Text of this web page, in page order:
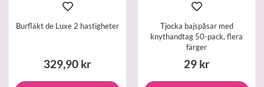
Burfläkt de Luxe 2 hastigheter
329,90 kr
Tjocka bajspåsar med
knythandtag 50-pack, flera
färger
29 kr